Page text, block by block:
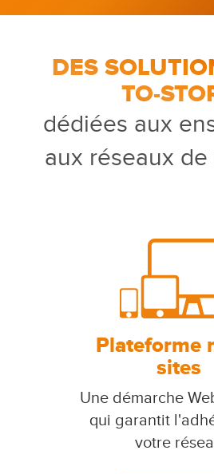
DES
TO-
dédiées aux
aux réseaux de
Plateforme
sites
Une démarche
qui garantit
votre